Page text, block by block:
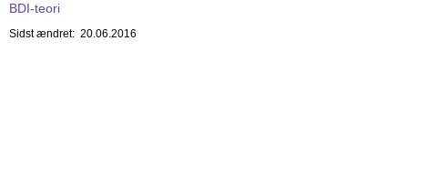
BDI-teori
Sidst ændret: 20.06.2016